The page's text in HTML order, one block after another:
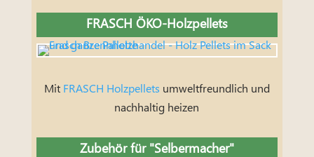
FRASCH ÖKO-Holzpellets
Mit FRASCH Holzpellets umweltfreundlich und
nachhaltig heizen
Zubehör für "Selbermacher"